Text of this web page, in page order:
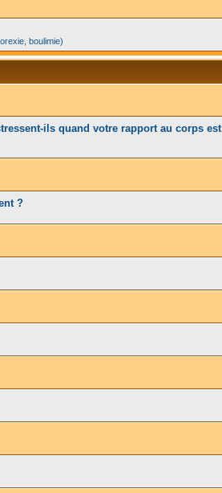
boulimie)
ils quand votre rapport au corps est
?